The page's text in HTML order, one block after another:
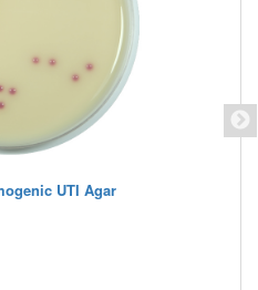
UTI Agar